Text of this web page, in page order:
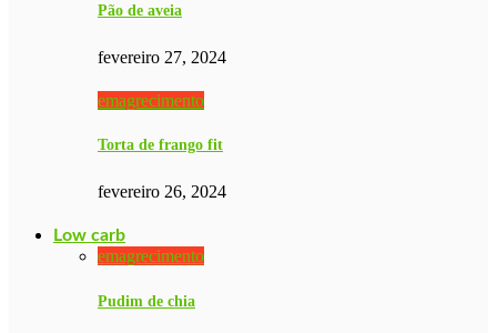
Pão de aveia
fevereiro 27, 2024
emagrecimento
Torta de frango fit
fevereiro 26, 2024
Low carb
emagrecimento
Pudim de chia